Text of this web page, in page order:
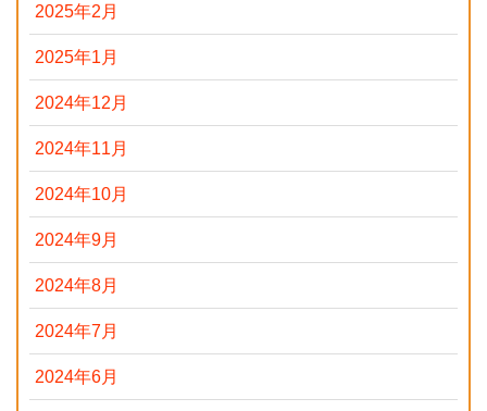
2025年2月
2025年1月
2024年12月
2024年11月
2024年10月
2024年9月
2024年8月
2024年7月
2024年6月